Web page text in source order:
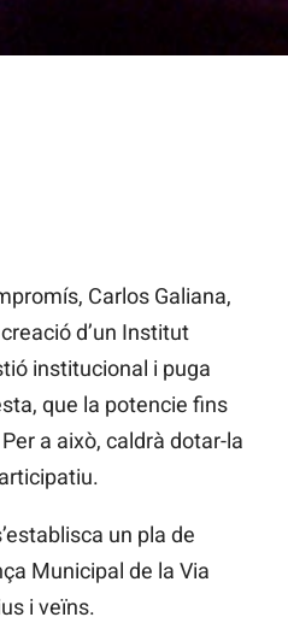
Carlos Galiana,
d’un Institut
institucional i puga
que la potencie fins
a això, caldrà dotar-la
un pla de
Municipal de la Via
i veïns.